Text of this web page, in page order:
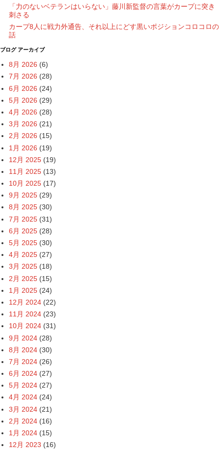
「力のないベテランはいらない」藤川新監督の言葉がカープに突き
刺さる
カープ8人に戦力外通告、それ以上にどす黒いポジションコロコロの
話
ブログ アーカイブ
8月 2026 (6)
7月 2026 (28)
6月 2026 (24)
5月 2026 (29)
4月 2026 (28)
3月 2026 (21)
2月 2026 (15)
1月 2026 (19)
12月 2025 (19)
11月 2025 (13)
10月 2025 (17)
9月 2025 (29)
8月 2025 (30)
7月 2025 (31)
6月 2025 (28)
5月 2025 (30)
4月 2025 (27)
3月 2025 (18)
2月 2025 (15)
1月 2025 (24)
12月 2024 (22)
11月 2024 (23)
10月 2024 (31)
9月 2024 (28)
8月 2024 (30)
7月 2024 (26)
6月 2024 (27)
5月 2024 (27)
4月 2024 (24)
3月 2024 (21)
2月 2024 (16)
1月 2024 (15)
12月 2023 (16)